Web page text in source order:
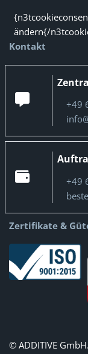
ändern{/
Kontakt
+49
+49
Zertifikate &
© ADDITIVE